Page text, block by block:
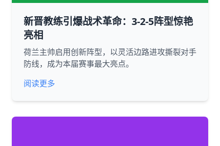
新晋教练引爆战术革命：3-2-5阵型惊艳
亮相
荷兰主帅启用创新阵型，以灵活边路进攻撕裂对手
防线，成为本届赛事最大亮点。
阅读更多